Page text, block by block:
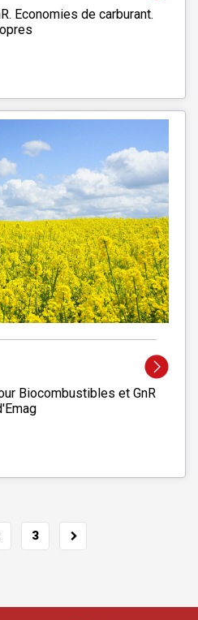
Economies de carburant.
Biocombustibles et GnR
3